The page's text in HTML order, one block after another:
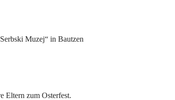
Muzej“ in Bautzen
Eltern zum Osterfest.